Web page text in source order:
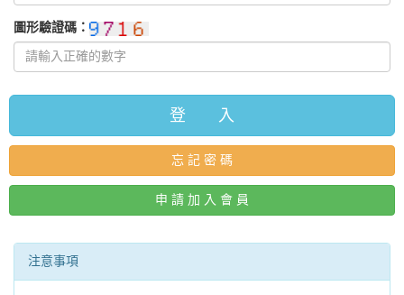
圖形驗證碼：
登 入
忘 記 密 碼
申 請 加 入 會 員
注意事項